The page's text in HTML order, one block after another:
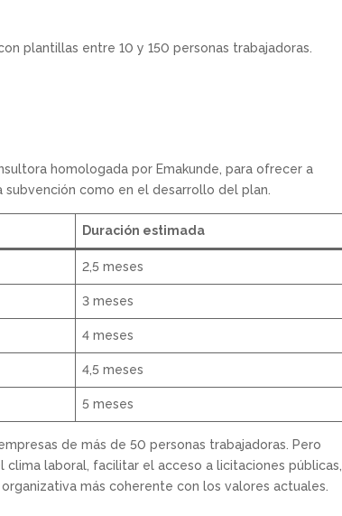
plantillas entre 10 y 150 personas trabajadoras.
homologada por Emakunde, para ofrecer a
como en el desarrollo del plan.
Duración estimada
2,5 meses
3 meses
4 meses
4,5 meses
5 meses
de más de 50 personas trabajadoras. Pero
laboral, facilitar el acceso a licitaciones públicas,
más coherente con los valores actuales.